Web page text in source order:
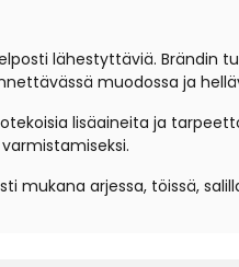
lähestyttäviä. Brändin
muodossa ja
lisäaineita ja
mukana arjessa, töissä,